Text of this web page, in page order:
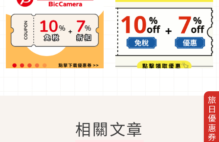
旅日優惠券
相關文章